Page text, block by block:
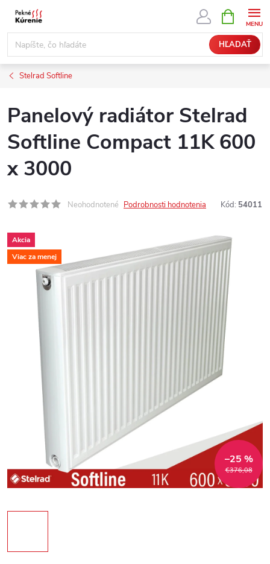
Prejsť
obsah
HĽADAŤ
KOŠÍK
Stelrad Softline
Panelový radiátor Stelrad
Softline Compact 11K 600
x 3000
Neohodnotené Podrobnosti hodnotenia Kód: 54011
Akcia
Viac za menej
€376,08
–25 %